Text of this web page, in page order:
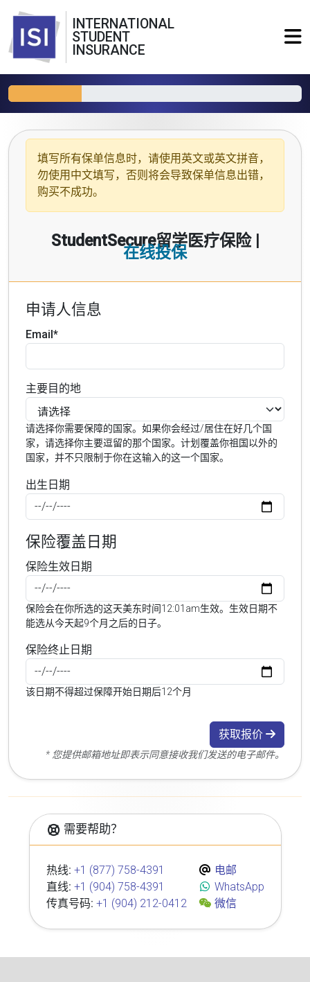
INTERNATIONAL
STUDENT
INSURANCE
填写所有保单信息时，请使用 英文或英文拼音，
勿使用中文填写，否则将会导致保单信息出错，
购买不成功。
StudentSecure留学医疗保险 |
在线投保
申请人信息
Email*
主要目的地
请选择你需要保障的国家。如果你会经过/居住在好几个国
家，请选择你主要逗留的那个国家。计划覆盖你祖国以外的
国家，并不只限制于你在这输入的这一个国家。
出生日期
保险覆盖日期
保险生效日期
保险会在你所选的这天美东时间12:01am生效。生效日期不
能选从今天起9个月之后的日子。
保险终止日期
该日期不得超过保障开始日期后12个月
获取报价
* 您提供邮箱地址即表示同意接收我们发送的电子邮件。
需要帮助？
热线: +1 (877) 758-4391
直线: +1 (904) 758-4391
传真号码: +1 (904) 212-0412
电邮
WhatsApp
微信